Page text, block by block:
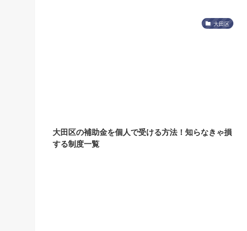
大田区
大田区の補助金を個人で受ける方法！知らなきゃ損
する制度一覧